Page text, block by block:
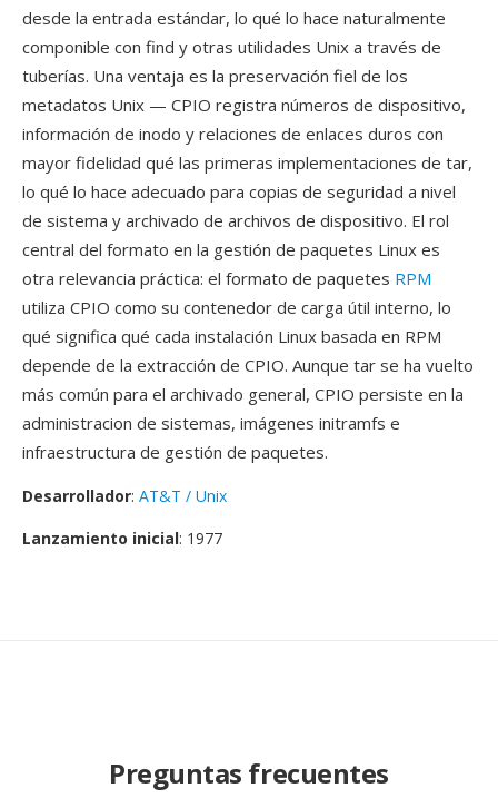
desde la entrada estándar, lo qué lo hace naturalmente
componible con find y otras utilidades Unix a través de
tuberías. Una ventaja es la preservación fiel de los
metadatos Unix — CPIO registra números de dispositivo,
información de inodo y relaciones de enlaces duros con
mayor fidelidad qué las primeras implementaciones de tar,
lo qué lo hace adecuado para copias de seguridad a nivel
de sistema y archivado de archivos de dispositivo. El rol
central del formato en la gestión de paquetes Linux es
otra relevancia práctica: el formato de paquetes RPM
utiliza CPIO como su contenedor de carga útil interno, lo
qué significa qué cada instalación Linux basada en RPM
depende de la extracción de CPIO. Aunque tar se ha vuelto
más común para el archivado general, CPIO persiste en la
administracion de sistemas, imágenes initramfs e
infraestructura de gestión de paquetes.
Desarrollador: AT&T / Unix
Lanzamiento inicial: 1977
Preguntas frecuentes